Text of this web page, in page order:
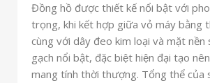
Đồng hồ được thiết kế nổi bật với
trọng, khi kết hợp giữa vỏ máy bằng
cùng với dây đeo kim loại và mặt nền
gạch nổi bật, đặc biệt hiện đại tạo
mang tính thời thượng. Tổng thể của